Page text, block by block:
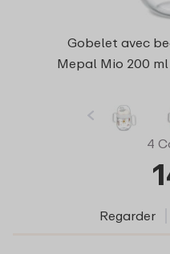
Gobelet avec
Mepal Mio 200 ml
4
Regarder